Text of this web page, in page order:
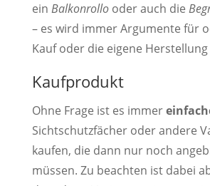
ein Balkonrollooder auch die
– es wird immer Argumente für
Kauf oder die eigene Herstellung
Kaufprodukt
Ohne Frage ist es immer
Sichtschutzfächer oder andere
kaufen, die dann nur noch
müssen. Zu beachten ist dabei